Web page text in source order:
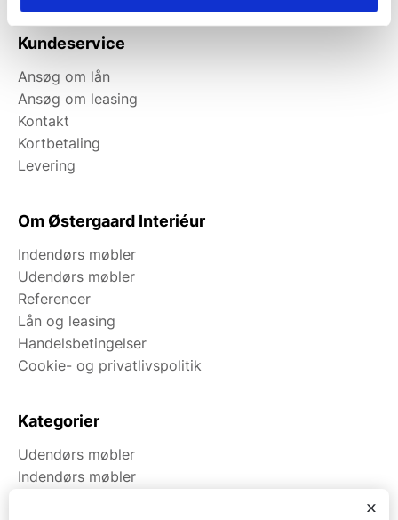
Kundeservice
Ansøg om lån
Ansøg om leasing
Kontakt
Kortbetaling
Levering
Om Østergaard Interiéur
Indendørs møbler
Udendørs møbler
Referencer
Lån og leasing
Handelsbetingelser
Cookie- og privatlivspolitik
Kategorier
Udendørs møbler
Indendørs møbler
x